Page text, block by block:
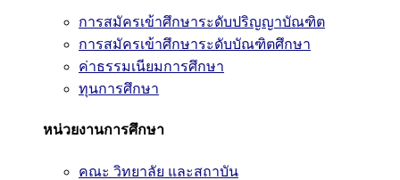
การสมัครเข้าศึกษาระดับปริญญาบัณฑิต
การสมัครเข้าศึกษาระดับบัณฑิตศึกษา
ค่าธรรมเนียมการศึกษา
ทุนการศึกษา
หน่วยงานการศึกษา
คณะ วิทยาลัย และสถาบัน